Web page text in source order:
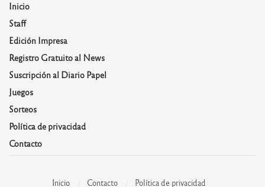
Inicio
Staff
Edición Impresa
Registro Gratuito al News
Suscripción al Diario Papel
Juegos
Sorteos
Política de privacidad
Contacto
Inicio Contacto Política de privacidad